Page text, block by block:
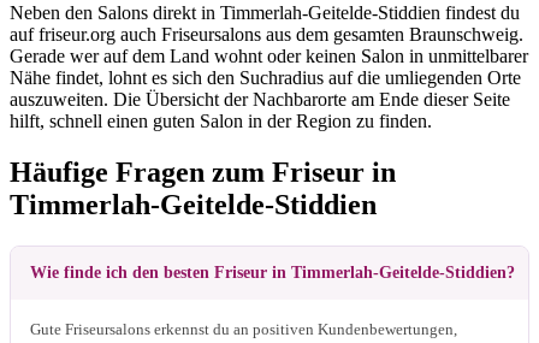
Neben den Salons direkt in Timmerlah-Geitelde-Stiddien findest du
auf friseur.org auch Friseursalons aus dem gesamten Braunschweig.
Gerade wer auf dem Land wohnt oder keinen Salon in unmittelbarer
Nähe findet, lohnt es sich den Suchradius auf die umliegenden Orte
auszuweiten. Die Übersicht der Nachbarorte am Ende dieser Seite
hilft, schnell einen guten Salon in der Region zu finden.
Häufige Fragen zum Friseur in
Timmerlah-Geitelde-Stiddien
Wie finde ich den besten Friseur in Timmerlah-Geitelde-Stiddien?
Gute Friseursalons erkennst du an positiven Kundenbewertungen,